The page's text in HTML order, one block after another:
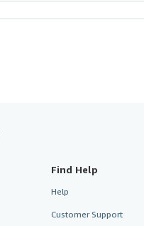
Find Help
Help
Customer Support